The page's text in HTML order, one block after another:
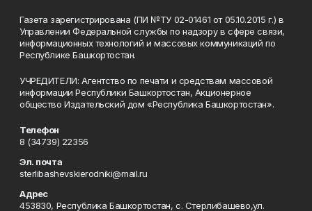
Газета зарегистрирована (ПИ №ТУ 02-01461 от 05.10.2015 г.) в
Управлении Федеральной службы по надзору в сфере связи,
информационных технологий и массовых коммуникаций по
Республике Башкортостан.
УЧРЕДИТЕЛИ: Агентство по печати и средствам массовой
информации Республики Башкортостан, Акционерное
общество Издательский дом «Республика Башкортостан».
Телефон
8 (34739) 22356
Эл. почта
sterlibashevskierodniki@mail.ru
Адрес
453830, Республика Башкортостан, c. Стерлибашево,ул.